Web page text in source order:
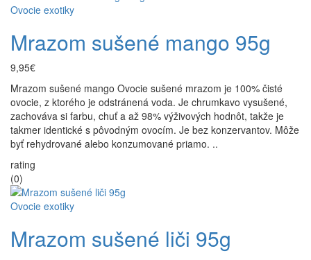
Ovocie exotiky
Mrazom sušené mango 95g
9,95€
Mrazom sušené mango Ovocie sušené mrazom je 100% čisté
ovocie, z ktorého je odstránená voda. Je chrumkavo vysušené,
zachováva si farbu, chuť a až 98% výživových hodnôt, takže je
takmer identické s pôvodným ovocím. Je bez konzervantov. Môže
byť rehydrované alebo konzumované priamo. ..
rating
(0)
Ovocie exotiky
Mrazom sušené liči 95g